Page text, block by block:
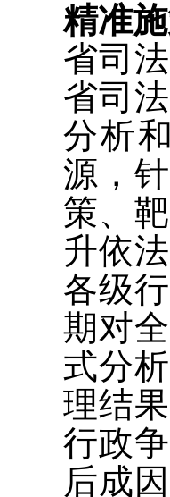
精准
省司
省司
分析
源，
策、
升依
各级
期对
式分
理结
行政
后成